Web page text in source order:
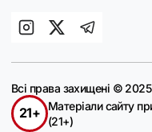
Всі права захищені ©
21+
Матеріали сайту
(21+)